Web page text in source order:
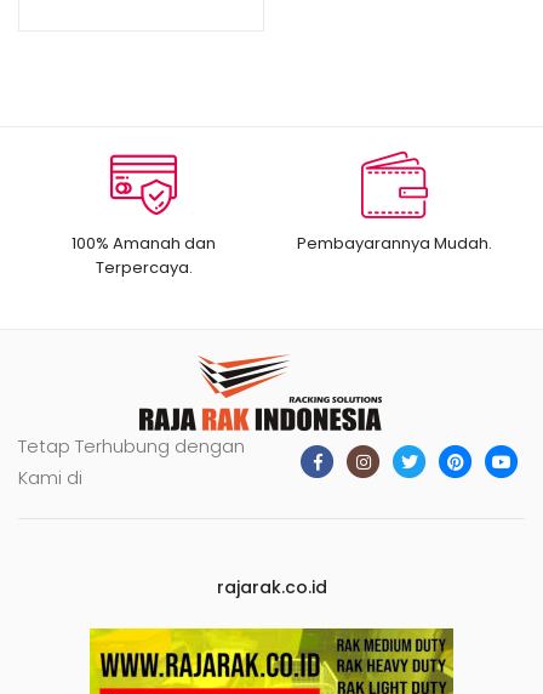
100% Amanah dan
Terpercaya.
Pembayarannya Mudah.
Tetap Terhubung dengan
Kami di
rajarak.co.id